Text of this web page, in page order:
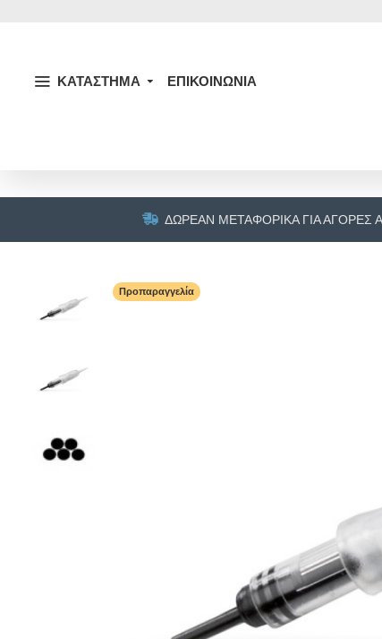
ΚΑΤΑΣΤΗΜΑ ΕΠΙΚΟΙΝΩΝΙΑ
ΔΩΡΕΆΝ ΜΕΤΑΦΟΡΙΚΆ ΓΙΑ ΑΓΟΡΈΣ
Προπαραγγελία